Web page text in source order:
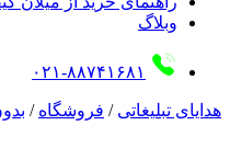
وبلاگ
۰۲۱-۸۸۷۴۱۶۸۱
هدایای تبلیغاتی / فروشگاه /